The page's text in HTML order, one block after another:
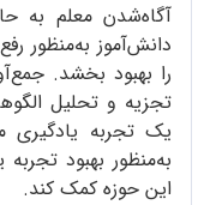
آگاه‌شدن معلم به
دانش‌آموز به‌منظور
را بهبود بخشد.
تجزیه و تحلیل
یک تجربه یادگیری
به‌منظور بهبود
این حوزه کمک کند.